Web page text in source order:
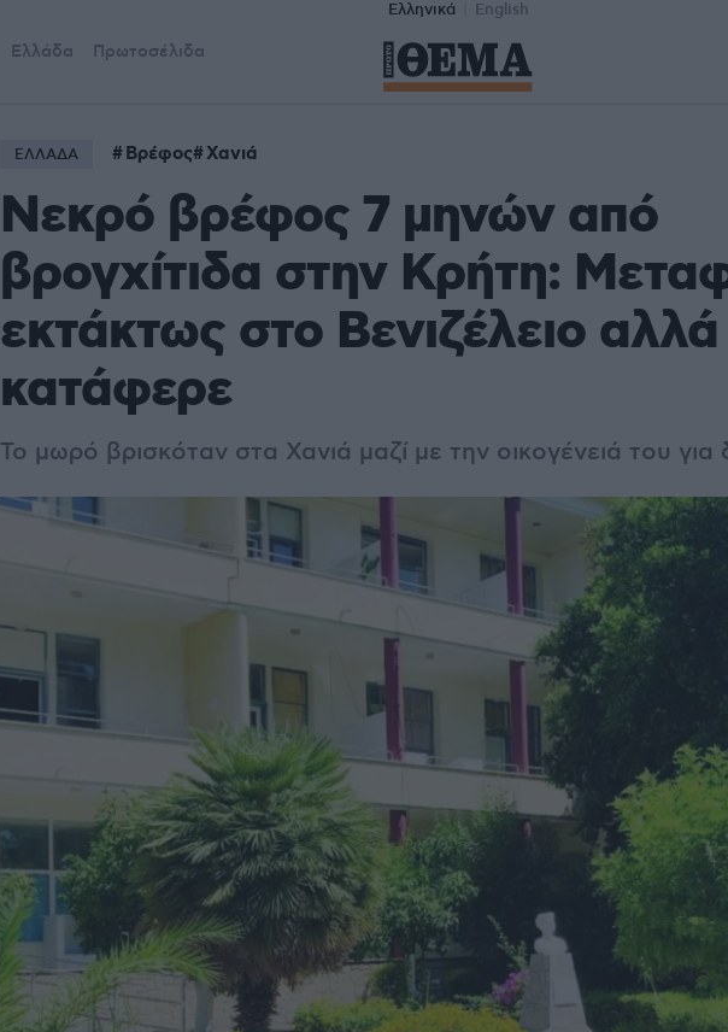
Ελληνικά English
Ελλάδα Πρωτοσέλιδα
ΕΛΛΑΔΑ Βρέφος Χανιά
Νεκρό βρέφος 7 μηνών από
βρογχίτιδα στην Κρήτη:
εκτάκτως στο Βενιζέλειο
κατάφερε
Το μωρό βρισκόταν στα Χανιά μαζί με την οικογένειά του για